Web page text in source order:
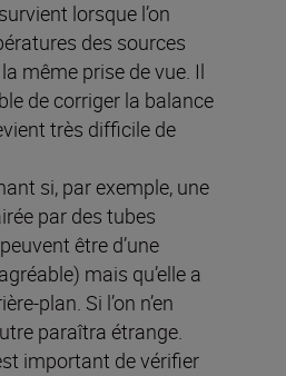
lorsque l’on
des sources
même prise de vue. Il
de corriger la balance
très difficile de
si, par exemple, une
par des tubes
être d’une
mais qu’elle a
plan. Si l’on n’en
paraîtra étrange.
important de vérifier